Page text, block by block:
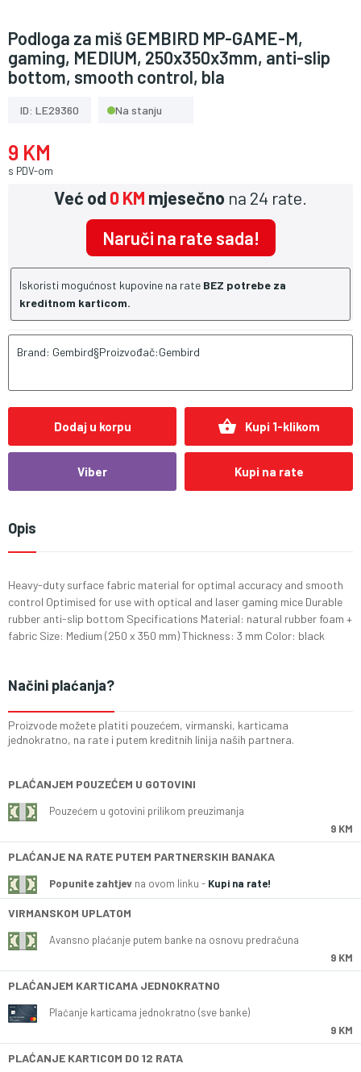
Podloga za miš GEMBIRD MP-GAME-M,
gaming, MEDIUM, 250x350x3mm, anti-slip
bottom, smooth control, bla
ID: LE29360 Na stanju
9 KM
s PDV-om
Već od0 KM mjesečno na 24 rate.
Naruči na rate sada!
Iskoristi mogućnost kupovine na rate BEZ potrebe za
kreditnom karticom.
Brand: Gembird§Proizvođač:Gembird
Dodaj u korpu shopping_basket Kupi 1-klikom
Viber Kupi na rate
Opis
Heavy-duty surface fabric material for optimal accuracy and smooth
control Optimised for use with optical and laser gaming mice Durable
rubber anti-slip bottom Specifications Material: natural rubber foam +
fabric Size: Medium (250 x 350 mm) Thickness: 3 mm Color: black
Načini plaćanja?
Proizvode možete platiti pouzećem, virmanski, karticama
jednokratno, na rate i putem kreditnih linija naših partnera.
PLAĆANJEM POUZEĆEM U GOTOVINI
Pouzećem u gotovini prilikom preuzimanja
9 KM
PLAĆANJE NA RATE PUTEM PARTNERSKIH BANAKA
Popunite zahtjev na ovom linku - Kupi na rate!
VIRMANSKOM UPLATOM
Avansno plaćanje putem banke na osnovu predračuna
9 KM
PLAĆANJEM KARTICAMA JEDNOKRATNO
Plaćanje karticama jednokratno (sve banke)
9 KM
PLAĆANJE KARTICOM DO 12 RATA